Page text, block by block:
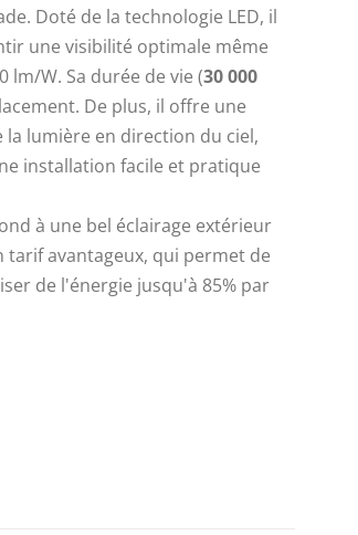
Doté de la technologie LED, il
une visibilité optimale même
lm/W. Sa durée de vie (30 000
De plus, il offre une
lumière en direction du ciel,
installation facile et pratique
à une bel éclairage extérieur
tarif avantageux, qui permet de
de l'énergie jusqu'à 85% par